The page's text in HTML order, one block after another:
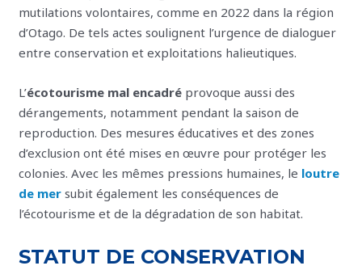
mutilations volontaires, comme en 2022 dans la région
d’Otago. De tels actes soulignent l’urgence de dialoguer
entre conservation et exploitations halieutiques.
L’écotourisme mal encadré provoque aussi des
dérangements, notamment pendant la saison de
reproduction. Des mesures éducatives et des zones
d’exclusion ont été mises en œuvre pour protéger les
colonies. Avec les mêmes pressions humaines, le loutre
de mer subit également les conséquences de
l’écotourisme et de la dégradation de son habitat.
STATUT DE CONSERVATION